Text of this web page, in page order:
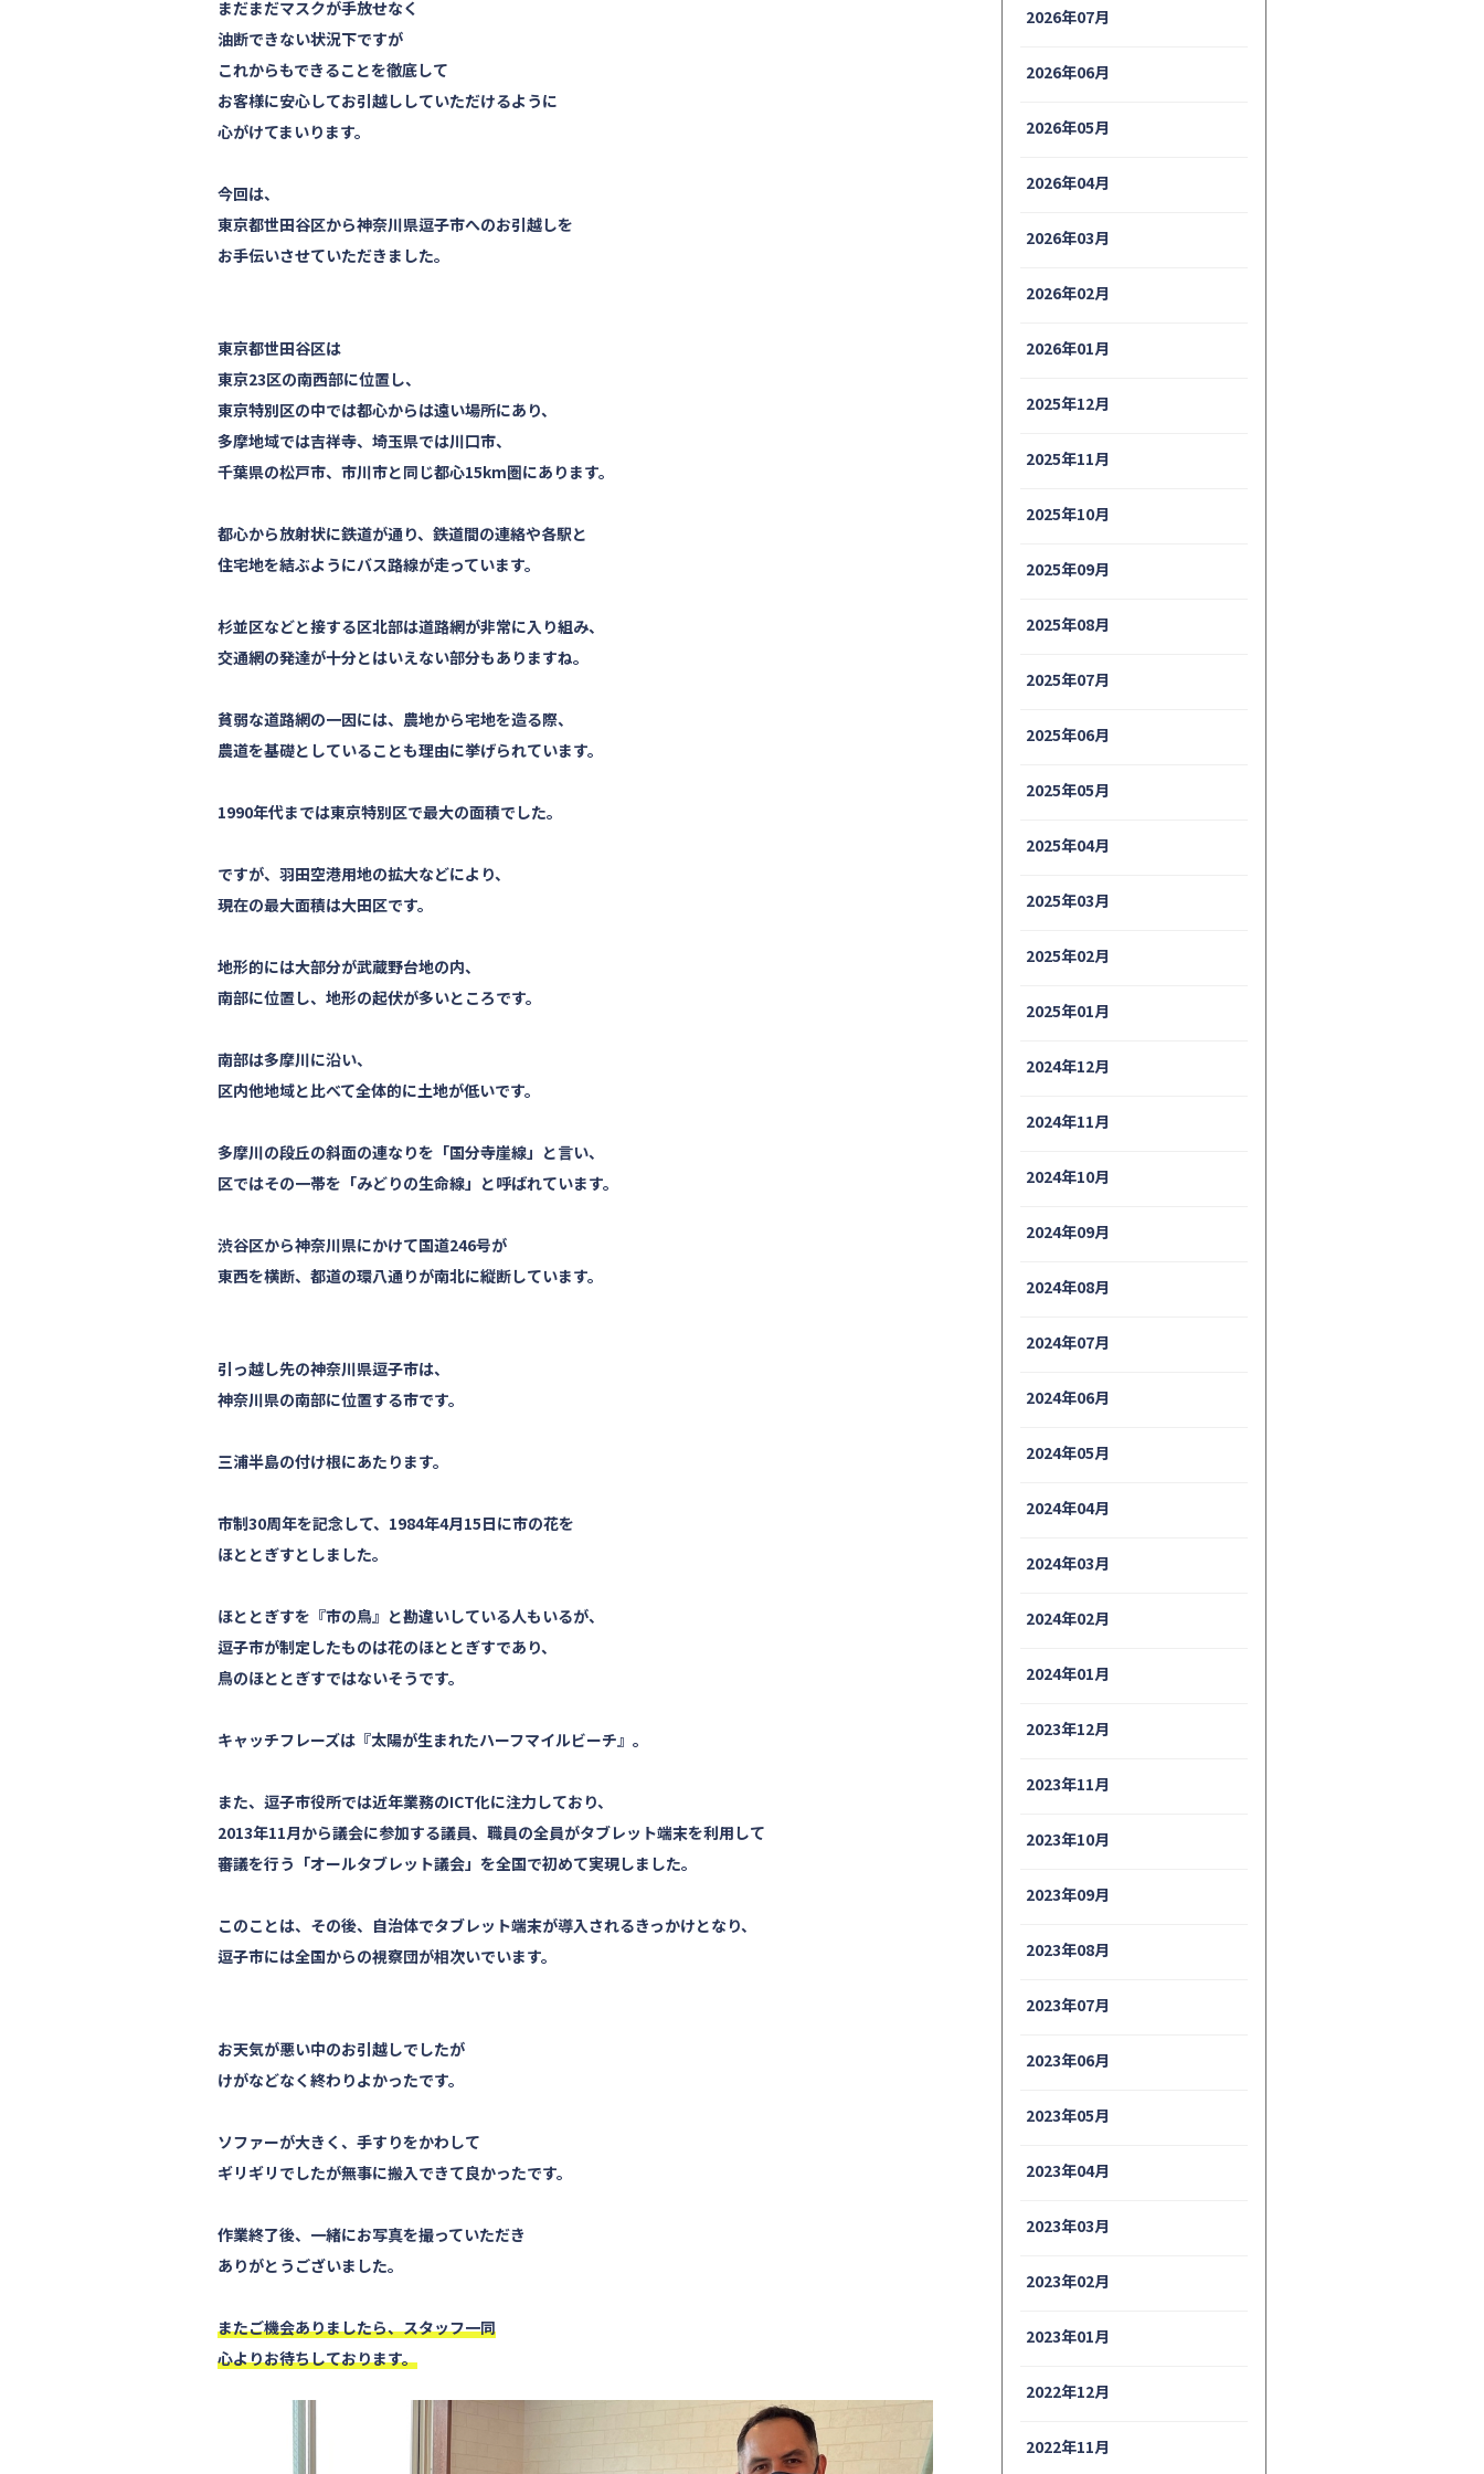
まだまだマスクが手放せなく
油断できない状況下ですが
これからもできることを徹底して
お客様に安心してお引越ししていただけるように
心がけてまいります。
今回は、
東京都世田谷区から神奈川県逗子市へのお引越しを
お手伝いさせていただきました。
東京都世田谷区は
東京23区の南西部に位置し、
東京特別区の中では都心からは遠い場所にあり、
多摩地域では吉祥寺、埼玉県では川口市、
千葉県の松戸市、市川市と同じ都心15km圏にあります。
都心から放射状に鉄道が通り、鉄道間の連絡や各駅と
住宅地を結ぶようにバス路線が走っています。
杉並区などと接する区北部は道路網が非常に入り組み、
交通網の発達が十分とはいえない部分もありますね。
貧弱な道路網の一因には、農地から宅地を造る際、
農道を基礎としていることも理由に挙げられています。
1990年代までは東京特別区で最大の面積でした。
ですが、羽田空港用地の拡大などにより、
現在の最大面積は大田区です。
地形的には大部分が武蔵野台地の内、
南部に位置し、地形の起伏が多いところです。
南部は多摩川に沿い、
区内他地域と比べて全体的に土地が低いです。
多摩川の段丘の斜面の連なりを「国分寺崖線」と言い、
区ではその一帯を「みどりの生命線」と呼ばれています。
渋谷区から神奈川県にかけて国道246号が
東西を横断、都道の環八通りが南北に縦断しています。
引っ越し先の神奈川県逗子市は、
神奈川県の南部に位置する市です。
三浦半島の付け根にあたります。
市制30周年を記念して、1984年4月15日に市の花を
ほととぎすとしました。
ほととぎすを『市の鳥』と勘違いしている人もいるが、
逗子市が制定したものは花のほととぎすであり、
鳥のほととぎすではないそうです。
キャッチフレーズは『太陽が生まれたハーフマイルビーチ』。
また、逗子市役所では近年業務のICT化に注力しており、
2013年11月から議会に参加する議員、職員の全員がタブレット端末を利用して
審議を行う「オールタブレット議会」を全国で初めて実現しました。
このことは、その後、自治体でタブレット端末が導入されるきっかけとなり、
逗子市には全国からの視察団が相次いでいます。
お天気が悪い中のお引越しでしたが
けがなどなく終わりよかったです。
ソファーが大きく、手すりをかわして
ギリギリでしたが無事に搬入できて良かったです。
作業終了後、一緒にお写真を撮っていただき
ありがとうございました。
またご機会ありましたら、スタッフ一同
心よりお待ちしております。
2026年07月
2026年06月
2026年05月
2026年04月
2026年03月
2026年02月
2026年01月
2025年12月
2025年11月
2025年10月
2025年09月
2025年08月
2025年07月
2025年06月
2025年05月
2025年04月
2025年03月
2025年02月
2025年01月
2024年12月
2024年11月
2024年10月
2024年09月
2024年08月
2024年07月
2024年06月
2024年05月
2024年04月
2024年03月
2024年02月
2024年01月
2023年12月
2023年11月
2023年10月
2023年09月
2023年08月
2023年07月
2023年06月
2023年05月
2023年04月
2023年03月
2023年02月
2023年01月
2022年12月
2022年11月